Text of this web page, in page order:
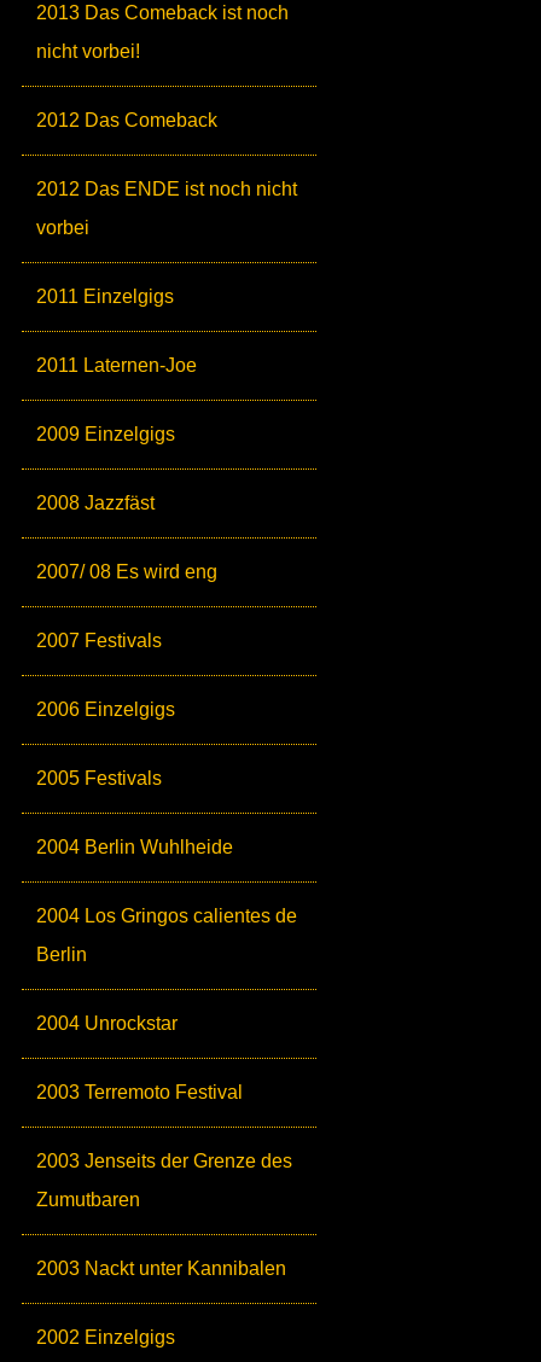
2013 Das Comeback ist noch
nicht vorbei!
2012 Das Comeback
2012 Das ENDE ist noch nicht
vorbei
2011 Einzelgigs
2011 Laternen-Joe
2009 Einzelgigs
2008 Jazzfäst
2007/ 08 Es wird eng
2007 Festivals
2006 Einzelgigs
2005 Festivals
2004 Berlin Wuhlheide
2004 Los Gringos calientes de
Berlin
2004 Unrockstar
2003 Terremoto Festival
2003 Jenseits der Grenze des
Zumutbaren
2003 Nackt unter Kannibalen
2002 Einzelgigs